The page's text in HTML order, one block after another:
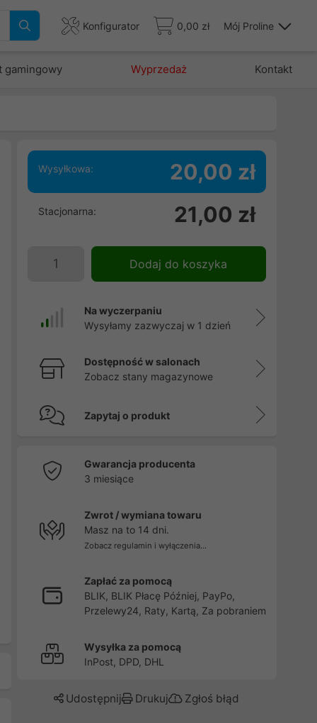
Konfigurator 0,00 zł Mój Proline
gamingowy Wyprzedaż Kontakt
Wysyłkowa: 20,00 zł
Stacjonarna: 21,00 zł
Dodaj do koszyka
Na wyczerpaniu
Wysyłamy zazwyczaj w 1 dzień
Dostępność w salonach
Zobacz stany magazynowe
Zapytaj o produkt
Gwarancja producenta
3 miesiące
Zwrot / wymiana towaru
Masz na to 14 dni.
Zobacz regulamin i wyłączenia...
Zapłać za pomocą
BLIK, BLIK Płacę Później, PayPo,
Przelewy24, Raty, Kartą, Za pobraniem
Wysyłka za pomocą
InPost, DPD, DHL
Udostępnij Drukuj Zgłoś błąd